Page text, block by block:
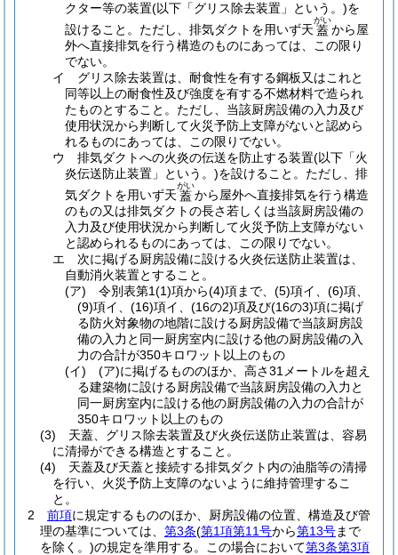
クター等の装置(以下「グリス除去装置」という。)を
設けること。 ただし、排気ダクトを用いず天 蓋
がい
から屋
外へ直接排気を行う構造のものにあっては、この限り
でない。
イ
グリス除去装置は、耐食性を有する鋼板又はこれと
同等以上の耐食性及び強度を有する不燃材料で造られ
たものとすること。 ただし、当該厨房設備の入力及び
使用状況から判断して火災予防上支障がないと認めら
れるものにあっては、この限りでない。
ウ
排気ダクトへの火炎の伝送を防止する装置(以下「火
炎伝送防止装置」という。)を設けること。 ただし、排
気ダクトを用いず天 蓋
がい
から屋外へ直接排気を行う構造
のもの又は排気ダクトの長さ若しくは当該厨房設備の
入力及び使用状況から判断して火災予防上支障がない
と認められるものにあっては、この限りでない。
エ
次に掲げる厨房設備に設ける火炎伝送防止装置は、
自動消火装置とすること。
(ア)
令別表第1(1)項から(4)項まで、(5)項イ、(6)項、
(9)項イ、(16)項イ、(16の2)項及び(16の3)項に掲げ
る防火対象物の地階に設ける厨房設備で当該厨房設
備の入力と同一厨房室内に設ける他の厨房設備の入
力の合計が350キロワット以上のもの
(イ)
(ア)に掲げるもののほか、高さ31メートルを超え
る建築物に設ける厨房設備で当該厨房設備の入力と
同一厨房室内に設ける他の厨房設備の入力の合計が
350キロワット以上のもの
(3)
天蓋、グリス除去装置及び火炎伝送防止装置は、容易
に清掃ができる構造とすること。
(4)
天蓋及び天蓋と接続する排気ダクト内の油脂等の清掃
を行い、火災予防上支障のないように維持管理するこ
と。
2
前項に規定するもののほか、厨房設備の位置、構造及び管
理の基準については、 第3条(第1項第11号から第13号まで
を除く。)の規定を準用する。 この場合において第3条第3項